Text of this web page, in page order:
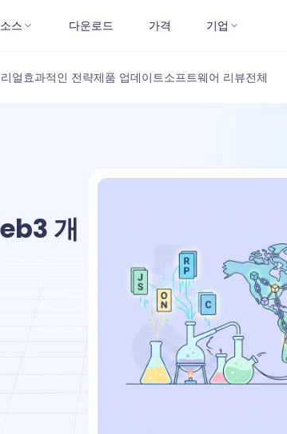
스 다운로드 가격 기업
얼효과적인 전략제품 업데이트소프트웨어 리뷰전체
개